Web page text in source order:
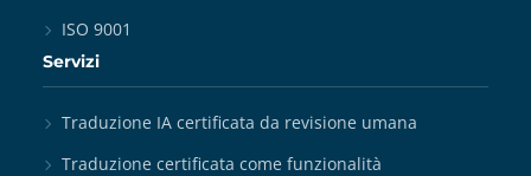
ISO 9001
Servizi
Traduzione IA certificata da revisione umana
Traduzione certificata come funzionalità